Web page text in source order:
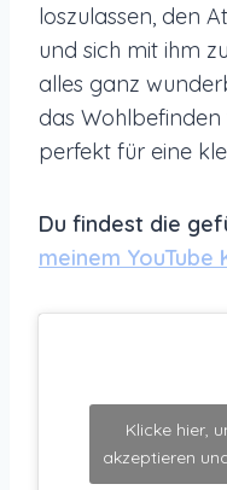
loszulassen, den
und sich mit ihm
alles ganz
das
perfekt für eine
Du findest die
meinem YouTube
Klicke hier,
akzeptieren